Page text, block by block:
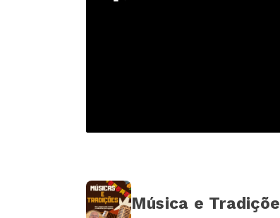
Música e